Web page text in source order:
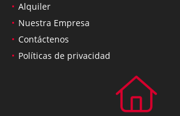
Alquiler
Nuestra Empresa
Contáctenos
Políticas de privacidad